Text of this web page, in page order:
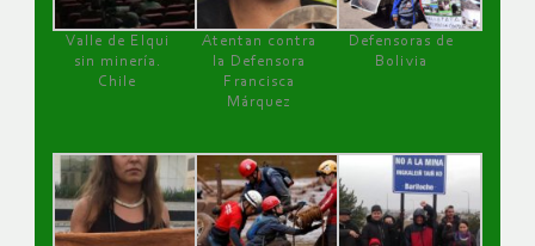
Valle de Elqui
sin minería.
Chile
Atentan contra
la Defensora
Francisca
Márquez
Defensoras de
Bolivia